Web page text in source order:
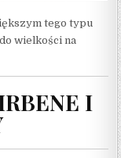
tego typu
wielkości na
I